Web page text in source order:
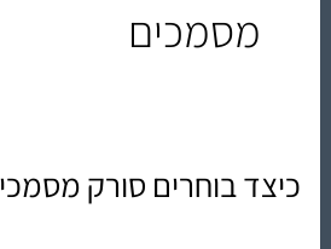
מסמכים
כיצד בוחרים סורק
כיצד